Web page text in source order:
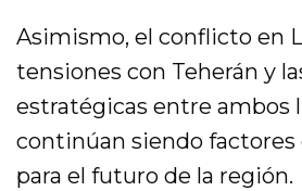
Asimismo, el conflicto en
tensiones con Teherán y
estratégicas entre ambos
continúan siendo
para el futuro de la región.